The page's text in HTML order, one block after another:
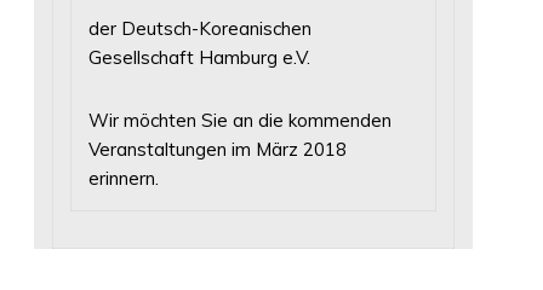
der Deutsch-Koreanischen
Gesellschaft Hamburg e.V.
Wir möchten Sie an die kommenden
Veranstaltungen im März 2018
erinnern.